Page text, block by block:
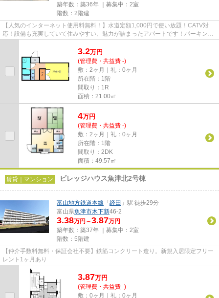
築年数：築36年 ｜募集中： 2室
階数：2階建
【人気のインターネット使用料無料！】水道定額1,000円で使い放題！CATV対
応！設備も充実していて住みやすい、魅力が詰まったアパートです！パーキング
3.2万円
(管理費・共益費 -)
敷：2ヶ月｜礼：0ヶ月
所在階：1階
間取り：1R
面積：21.00㎡
4万円
(管理費・共益費 -)
敷：2ヶ月｜礼：0ヶ月
所在階：1階
間取り：2DK
面積：49.57㎡
賃貸｜マンション ビレッジハウス魚津北2号棟
富山地方鉄道本線 「 経田 」駅 徒歩29分
富山県魚津市木下新46-2
3.38万円～3.87万円
築年数：築37年 ｜募集中： 2室
階数：5階建
【仲介手数料無料・保証会社不要】鉄筋コンクリート造り。新規入居限定フリー
レント1ヶ月あり
3.87万円
(管理費・共益費 -)
敷：0ヶ月｜礼：0ヶ月